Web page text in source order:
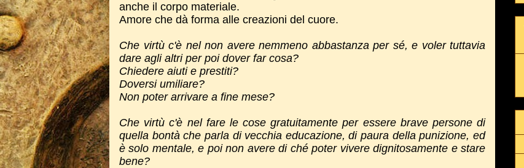
anche il corpo materiale.
Amore che dà forma alle creazioni del cuore.
Che virtù c'è nel non avere nemmeno abbastanza per sé, e voler tuttavia
dare agli altri per poi dover far cosa?
Chiedere aiuti e prestiti?
Doversi umiliare?
Non poter arrivare a fine mese?
Che virtù c'è nel fare le cose gratuitamente per essere brave persone di
quella bontà che parla di vecchia educazione, di paura della punizione, ed
è solo mentale, e poi non avere di ché poter vivere dignitosamente e stare
bene?